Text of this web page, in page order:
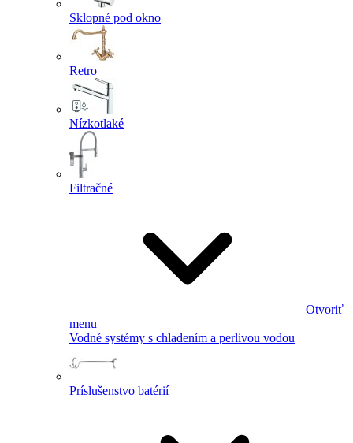
Sklopné pod okno
Retro
Nízkotlaké
Filtračné
Otvoriť
menu
Vodné systémy s chladením a perlivou vodou
Príslušenstvo batérií